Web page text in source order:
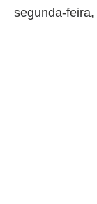
segunda-